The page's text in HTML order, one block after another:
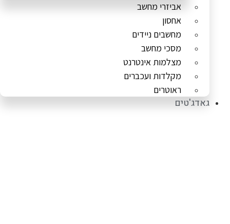
אביזרי מחשב
אחסון
מחשבים ניידים
מסכי מחשב
מצלמות אינטרנט
מקלדות ועכברים
ראוטרים
גאדג'טים